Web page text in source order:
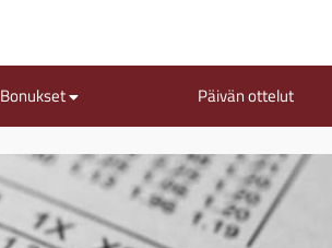
Bonukset Päivän ottelut